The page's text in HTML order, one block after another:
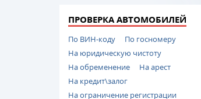
ПРОВЕРКА АВТОМОБИЛЕЙ
По ВИН-коду
По госномеру
На юридическую чистоту
На обременение
На арест
На кредит\залог
На ограничение регистрации